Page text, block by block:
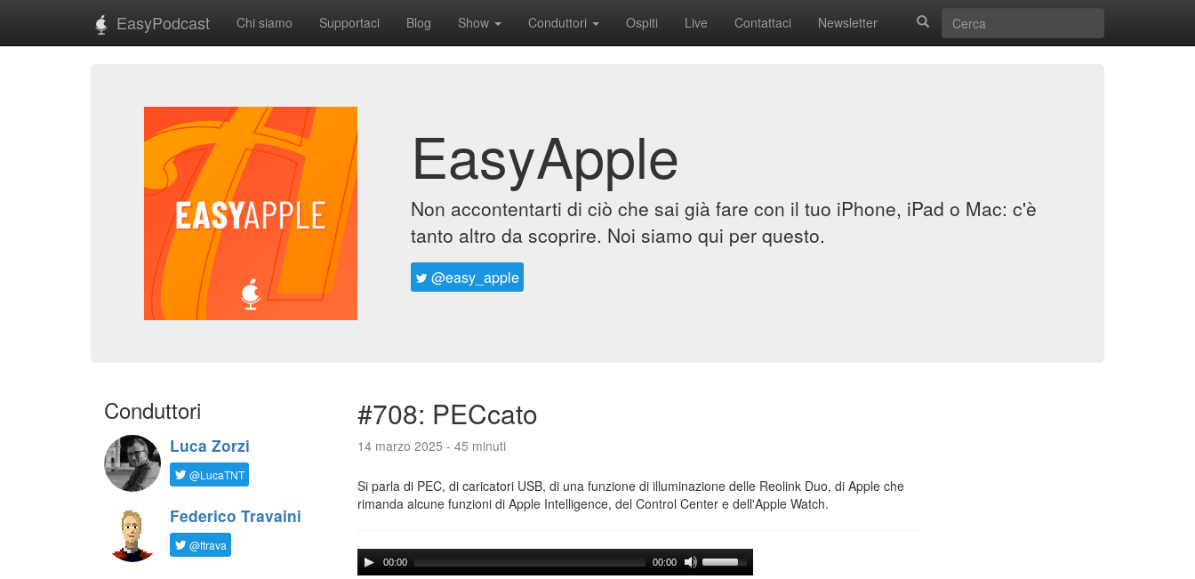
EasyPodcast Chi siamo Supportaci Blog Show Conduttori Ospiti Live Contattaci Newsletter
EasyApple
Non accontentarti di ciò che sai già fare con il tuo iPhone, iPad o Mac: c'è
tanto altro da scoprire. Noi siamo qui per questo.
@easy_apple
Conduttori
Luca Zorzi
@LucaTNT
Federico Travaini
@ftrava
#708: PECcato
14 marzo 2025 - 45 minuti
Si parla di PEC, di caricatori USB, di una funzione di illuminazione delle Reolink Duo, di Apple che
rimanda alcune funzioni di Apple Intelligence, del Control Center e dell'Apple Watch.
00:00 00:00